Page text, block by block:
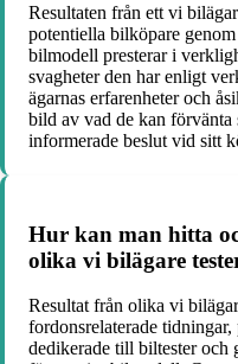
Resultaten från ett vi
potentiella bilköpare
bilmodell presterar i
svagheter den har enligt
ägarnas erfarenheter och
bild av vad de kan förvänta
informerade beslut vid sitt
Hur kan man hitta
olika vi bilägare
Resultat från olika vi
fordonsrelaterade
dedikerade till biltester och